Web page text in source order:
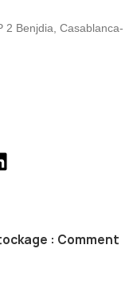
2 Benjdia, Casablanca-
: Comment